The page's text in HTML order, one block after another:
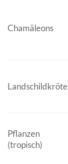
Chamäleons
Pflanzen
(tropisch)